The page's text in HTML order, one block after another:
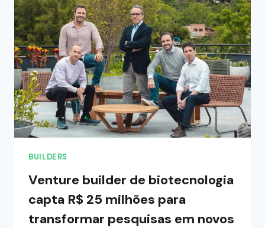
BUILDERS
Venture builder de biotecnologia
capta R$ 25 milhões para
transformar pesquisas em novos